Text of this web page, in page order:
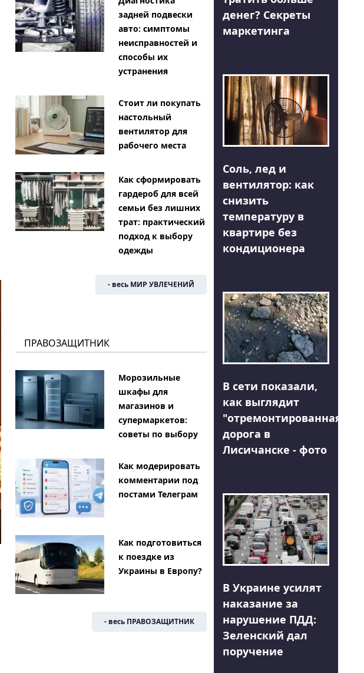
задней подвески
авто: симптомы
неисправностей и
способы их
устранения
Стоит ли покупать
настольный
вентилятор для
рабочего места
Как сформировать
гардероб для всей
семьи без лишних
трат: практический
подход к выбору
одежды
- весь МИР УВЛЕЧЕНИЙ
ПРАВОЗАЩИТНИК
Морозильные
шкафы для
магазинов и
супермаркетов:
советы по выбору
Как модерировать
комментарии под
постами Телеграм
Как подготовиться
к поездке из
Украины в Европу?
- весь ПРАВОЗАЩИТНИК
денег? Секреты
маркетинга
Соль, лед и
вентилятор: как
снизить
температуру в
квартире без
кондиционера
В сети показали,
как выглядит
"отремонтированная"
дорога в
Лисичанске - фото
В Украине усилят
наказание за
нарушение ПДД:
Зеленский дал
поручение